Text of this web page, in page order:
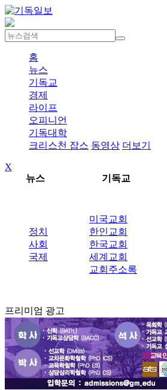
홈
뉴스
기독교
경제
라이프
오피니언
기독대학
크리스천 잡스 동영상 더보기
X
뉴스
기독교
정치
사회
국제
미국교회
한인교회
한국교회
세계교회
교회주소록
프리미엄 광고